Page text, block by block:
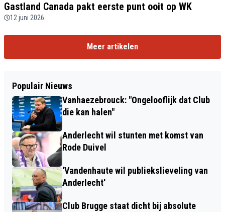
Gastland Canada pakt eerste punt ooit op WK
12 juni 2026
Meer artikelen
Populair Nieuws
Vanhaezebrouck: "Ongelooflijk dat Club
die kan halen"
Anderlecht wil stunten met komst van
Rode Duivel
'Vandenhaute wil publiekslieveling van
Anderlecht'
Club Brugge staat dicht bij absolute